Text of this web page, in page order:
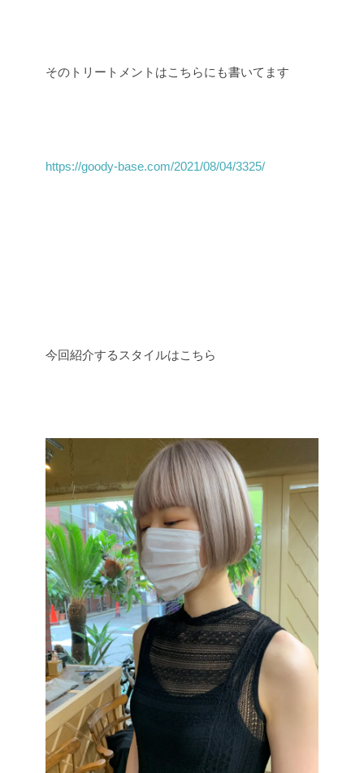
そのトリートメントはこちらにも書いてます
https://goody-base.com/2021/08/04/3325/
今回紹介するスタイルはこちら